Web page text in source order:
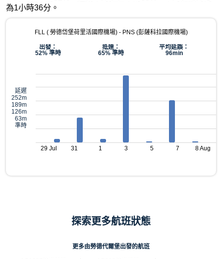
為1小時36分。
FLL ( 勞德岱堡荷里活國際機場) - PNS (彭薩科拉國際機場)
出發：
52% 準時
抵達：
65% 準時
平均延誤：
96min
延遲
252m
189m
126m
63m
準時
29 Jul 31 1 3 5 7 8 Aug
探索更多航班狀態
更多由勞德代爾堡出發的航班